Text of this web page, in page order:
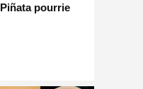
Piñata pourrie